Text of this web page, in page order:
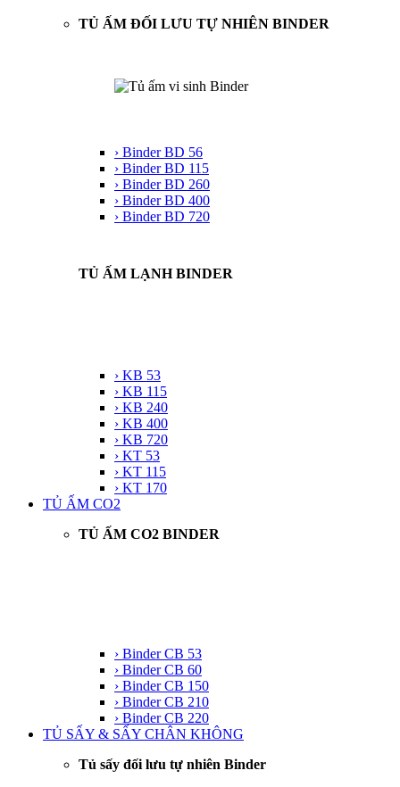
TỦ ẤM ĐỐI LƯU TỰ NHIÊN BINDER
› Binder BD 56
› Binder BD 115
› Binder BD 260
› Binder BD 400
› Binder BD 720
TỦ ẤM LẠNH BINDER
› KB 53
› KB 115
› KB 240
› KB 400
› KB 720
› KT 53
› KT 115
› KT 170
TỦ ẤM CO2
TỦ ẤM CO2 BINDER
› Binder CB 53
› Binder CB 60
› Binder CB 150
› Binder CB 210
› Binder CB 220
TỦ SẤY & SẤY CHÂN KHÔNG
Tủ sấy đối lưu tự nhiên Binder